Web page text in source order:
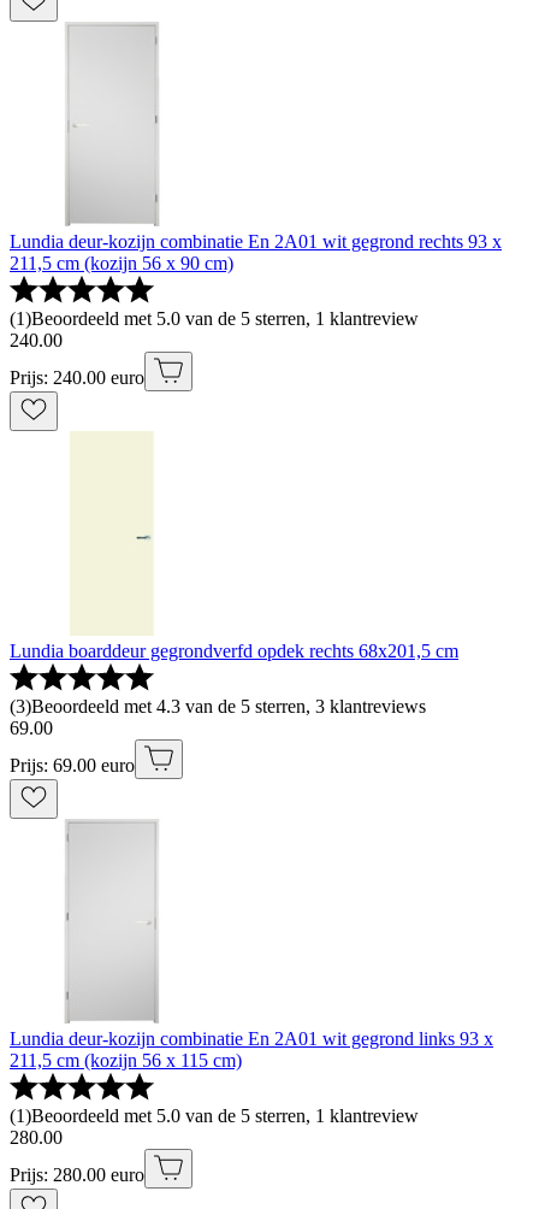
Lundia deur-kozijn combinatie En 2A01 wit gegrond rechts 93 x
211,5 cm (kozijn 56 x 90 cm)
(1)Beoordeeld met 5.0 van de 5 sterren, 1 klantreview
240.00
Prijs: 240.00 euro
Lundia boarddeur gegrondverfd opdek rechts 68x201,5 cm
(3)Beoordeeld met 4.3 van de 5 sterren, 3 klantreviews
69.00
Prijs: 69.00 euro
Lundia deur-kozijn combinatie En 2A01 wit gegrond links 93 x
211,5 cm (kozijn 56 x 115 cm)
(1)Beoordeeld met 5.0 van de 5 sterren, 1 klantreview
280.00
Prijs: 280.00 euro